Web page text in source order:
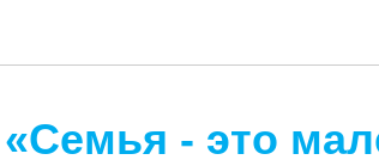
«Семья - это